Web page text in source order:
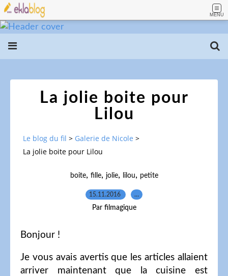
MENU
La jolie boite pour
Lilou
Le blog du fil > Galerie de Nicole >
La jolie boite pour Lilou
boite, fille, jolie, lilou, petite
15.11.2016 …
Par filmagique
Bonjour !
Je vous avais avertis que les articles allaient
arriver maintenant que la cuisine est